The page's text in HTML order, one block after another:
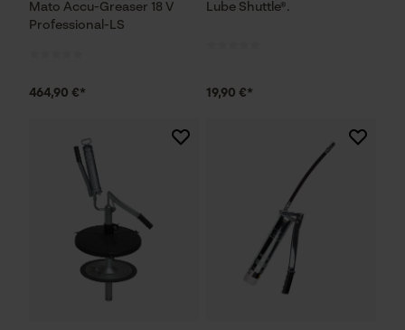
Mato Accu-Greaser 18 V
Professional-LS
464,90 €*
Lube Shuttle®.
19,90 €*